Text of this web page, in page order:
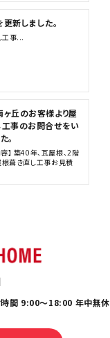
新しました。
工事...
丘のお客様より屋
工事のお問合せをい
。
】 築40年、瓦屋根、2階
根葺き直し工事お見積
間 9:00～18:00 年中無休